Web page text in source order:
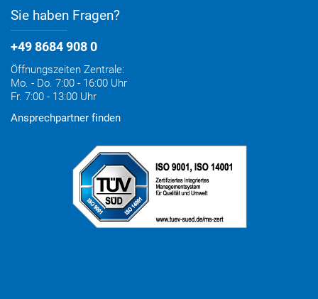
Sie haben Fragen?
+49 8684 908 0
Öffnungszeiten Zentrale:
Mo. - Do. 7:00 - 16:00 Uhr
Fr. 7:00 - 13:00 Uhr
Ansprechpartner finden